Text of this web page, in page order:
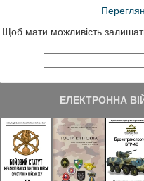
Щоб мати можливість
ЕЛЕКТРОННА